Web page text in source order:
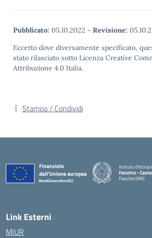
Pubblicato: 05.10.2022 - Revisione:
Eccetto dove diversamente specificato,
stato rilasciato sotto Licenza Creative
Attribuzione 4.0 Italia.
Stampa / Condividi
Istituto
Faicchio -
Faicchio (BN)
Link Esterni
MIUR